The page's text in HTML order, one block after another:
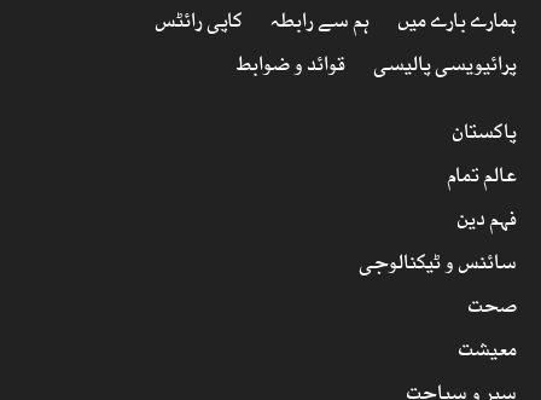
ہمارے بارے میں ہم سے رابطہ
کاپی رائٹس
پرائیویسی پالیسی
قوائد و ضوابط
پاکستان
عالم تمام
فہم دین
سائنس و ٹیکنالوجی
صحت
معیشت